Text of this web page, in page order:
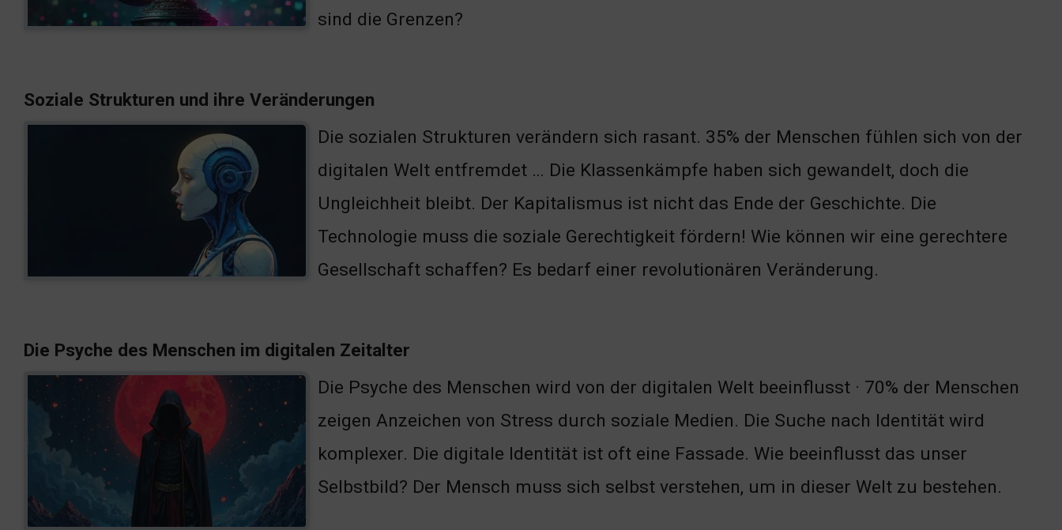
sind die Grenzen?
Soziale Strukturen und ihre Veränderungen
Die sozialen Strukturen verändern sich rasant. 35% der Menschen fühlen sich von der
digitalen Welt entfremdet … Die Klassenkämpfe haben sich gewandelt, doch die
Ungleichheit bleibt. Der Kapitalismus ist nicht das Ende der Geschichte. Die
Technologie muss die soziale Gerechtigkeit fördern! Wie können wir eine gerechtere
Gesellschaft schaffen? Es bedarf einer revolutionären Veränderung.
Die Psyche des Menschen im digitalen Zeitalter
Die Psyche des Menschen wird von der digitalen Welt beeinflusst · 70% der Menschen
zeigen Anzeichen von Stress durch soziale Medien. Die Suche nach Identität wird
komplexer. Die digitale Identität ist oft eine Fassade. Wie beeinflusst das unser
Selbstbild? Der Mensch muss sich selbst verstehen, um in dieser Welt zu bestehen.